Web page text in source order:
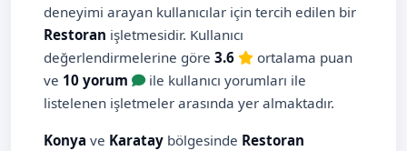
deneyimi arayan kullanıcılar için tercih edilen bir
Restoran işletmesidir. Kullanıcı
değerlendirmelerine göre 3.6
ortalama puan
ve 10 yorum
ile kullanıcı yorumları ile
listelenen işletmeler arasında yer almaktadır.
Konya ve Karatay bölgesinde Restoran